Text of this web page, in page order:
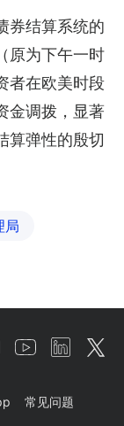
券结算系统的
原为下午一时
者在欧美时段
金调拨，显著
算弹性的殷切
局
常见问题